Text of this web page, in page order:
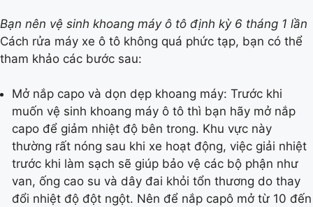
Bạn nên vệ sinh khoang máy ô tô định kỳ 6 tháng 1 lần
Cách rửa máy xe ô tô không quá phức tạp, bạn có thể
tham khảo các bước sau:
Mở nắp capo và dọn dẹp khoang máy: Trước khi
muốn vệ sinh khoang máy ô tô thì bạn hãy mở nắp
capo để giảm nhiệt độ bên trong. Khu vực này
thường rất nóng sau khi xe hoạt động, việc giải nhiệt
trước khi làm sạch sẽ giúp bảo vệ các bộ phận như
van, ống cao su và dây đai khỏi tổn thương do thay
đổi nhiệt độ đột ngột. Nên để nắp capô mở từ 10 đến